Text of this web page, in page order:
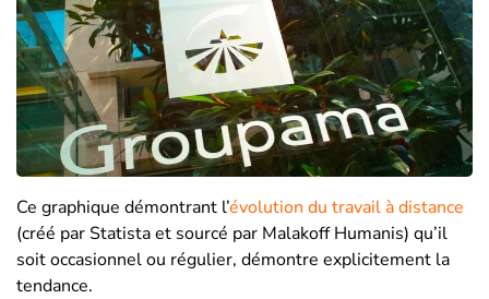
Ce graphique démontrant l’évolution du travail à distance
(créé par Statista et sourcé par Malakoff Humanis) qu’il
soit occasionnel ou régulier, démontre explicitement la
tendance.